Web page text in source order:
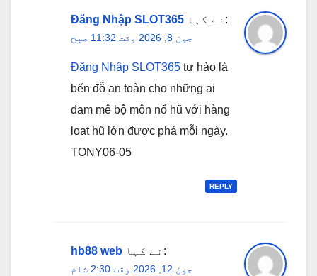
Đăng Nhập SLOT365 نے کہا:
جون 8, 2026 وقت 11:32 صبح
Đăng Nhập SLOT365 tự hào là
bến đỗ an toàn cho những ai
đam mê bộ môn nổ hũ với hàng
loạt hũ lớn được phá mỗi ngày.
TONY06-05
REPLY
hb88 web نے کہا:
جون 12, 2026 وقت 2:30 شام